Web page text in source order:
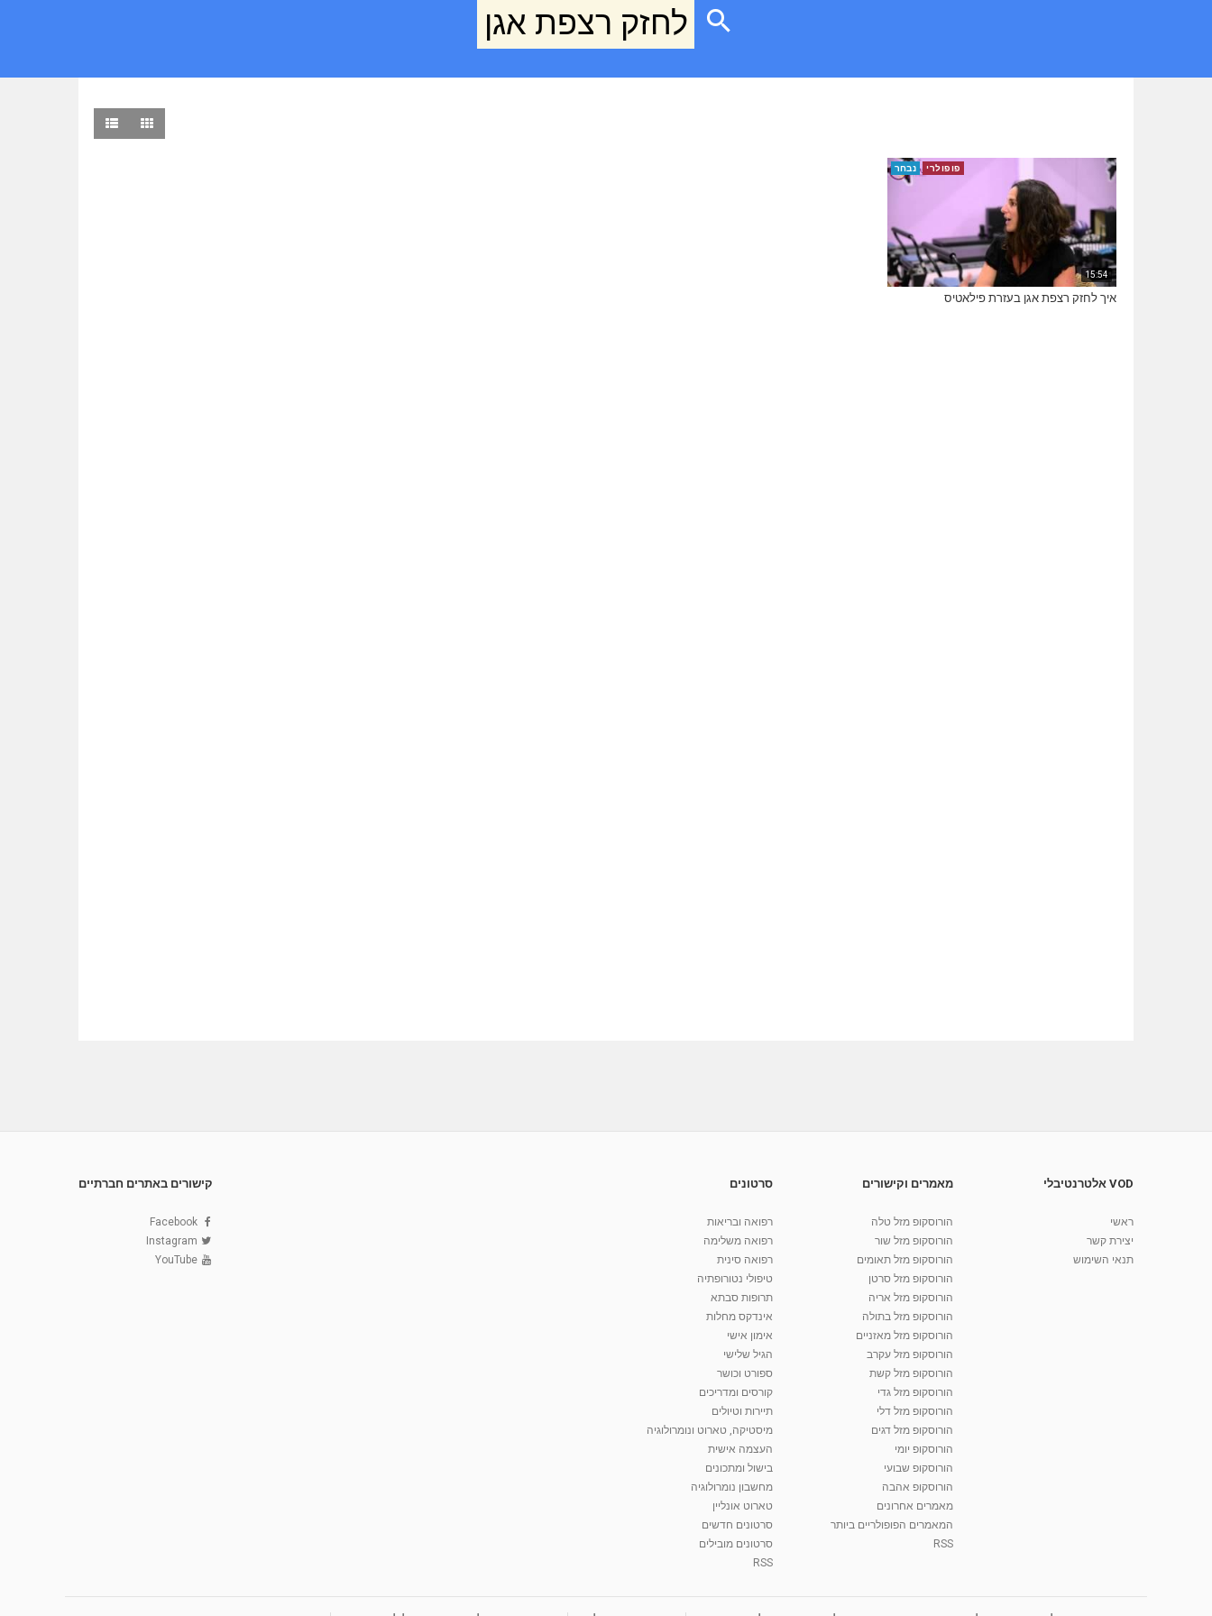
לחזק רצפת אגן
15:54
פופולרי נבחר
איך לחזק רצפת אגן בעזרת פילאטיס
VOD אלטרנטיבלי
ראשי
יצירת קשר
תנאי השימוש
מאמרים וקישורים
הורוסקופ מזל טלה
הורוסקופ מזל שור
הורוסקופ מזל תאומים
הורוסקופ מזל סרטן
הורוסקופ מזל אריה
הורוסקופ מזל בתולה
הורוסקופ מזל מאזניים
הורוסקופ מזל עקרב
הורוסקופ מזל קשת
הורוסקופ מזל גדי
הורוסקופ מזל דלי
הורוסקופ מזל דגים
הורוסקופ יומי
הורוסקופ שבועי
הורוסקופ אהבה
מאמרים אחרונים
המאמרים הפופולריים ביותר
RSS
סרטונים
רפואה ובריאות
רפואה משלימה
רפואה סינית
טיפולי נטורופתיה
תרופות סבתא
אינדקס מחלות
אימון אישי
הגיל שלישי
ספורט וכושר
קורסים ומדריכים
תיירות וטיולים
מיסטיקה, טארוט ונומרולוגיה
העצמה אישית
בישול ומתכונים
מחשבון נומרולוגיה
טארוט אונליין
סרטונים חדשים
סרטונים מובילים
RSS
קישורים באתרים חברתיים
Facebook
Instagram
YouTube